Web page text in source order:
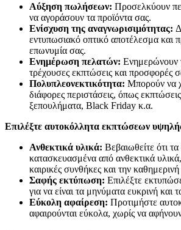
Αύξηση πωλήσεων: Προσελκύουν
να αγοράσουν τα προϊόντα σας.
Ενίσχυση της αναγνωρισιμότητας:
εντυπωσιακό οπτικό αποτέλεσμα και
επωνυμία σας.
Ενημέρωση πελατών: Ενημερώνουν
τρέχουσες εκπτώσεις και προσφορές
Πολυπλεονεκτικότητα: Μπορούν να
διάφορες περιστάσεις, όπως
ξεπουλήματα, Black Friday κ.α.
Επιλέξτε αυτοκόλλητα εκπτώσεων
Ανθεκτικά υλικά: Βεβαιωθείτε ότι
κατασκευασμένα από ανθεκτικά υλικά,
καιρικές συνθήκες και την
Σαφής εκτύπωση: Επιλέξτε
για να είναι τα μηνύματα ευκρινή και
Εύκολη αφαίρεση: Προτιμήστε
αφαιρούνται εύκολα, χωρίς να